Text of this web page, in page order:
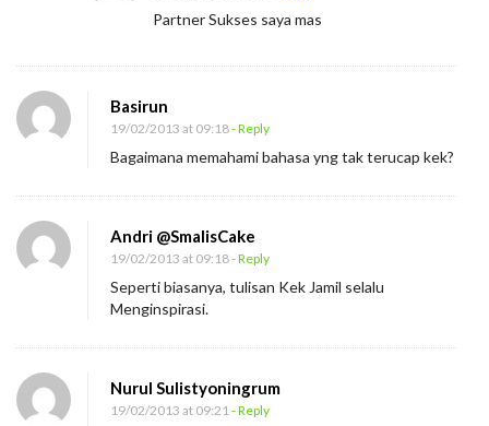
Partner Sukses saya mas
Basirun
19/02/2013 at 09:18- Reply
Bagaimana memahami bahasa yng tak terucap kek?
Andri @SmalisCake
19/02/2013 at 09:18- Reply
Seperti biasanya, tulisan Kek Jamil selalu
Menginspirasi.
Nurul Sulistyoningrum
19/02/2013 at 09:21 - Reply